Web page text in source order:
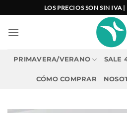
al
contenido
LOS PRECIOS SON SIN
PRIMAVERA/VERANO SALE
CÓMO COMPRAR